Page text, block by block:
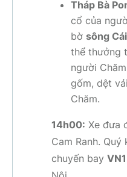
Tháp Bà
cổ của
bờ sông Cái
thể thưởng
người
gốm, dệt
Chăm.
14h00: Xe đưa
Cam Ranh.
chuyến bay